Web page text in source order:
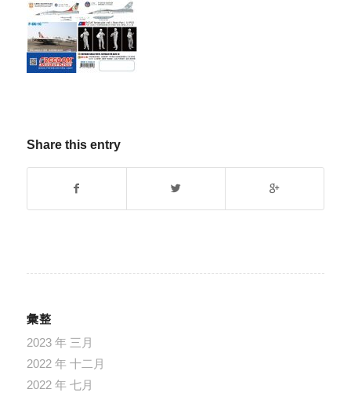
Share this entry
彙整
2023 年 三月
2022 年 十二月
2022 年 七月